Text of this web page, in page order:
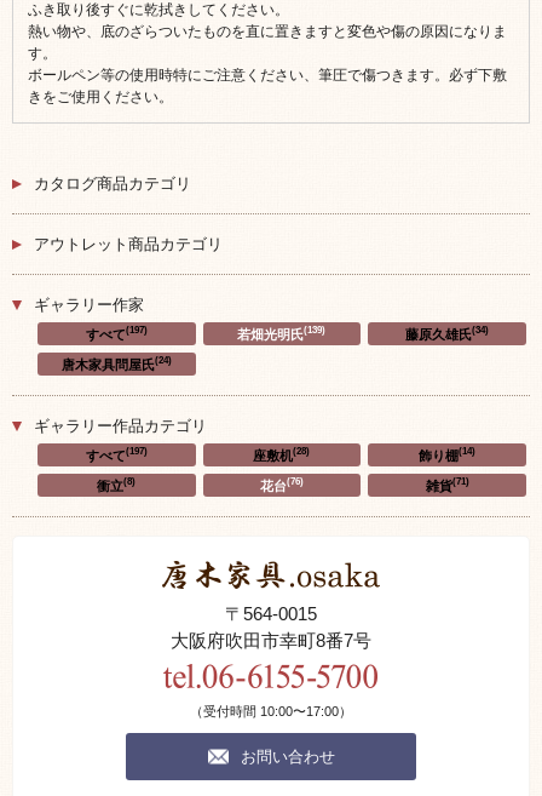
ふき取り後すぐに乾拭きしてください。
熱い物や、底のざらついたものを直に置きますと変色や傷の原因になりま
す。
ボールペン等の使用時特にご注意ください、筆圧で傷つきます。必ず下敷
きをご使用ください。
カタログ商品カテゴリ
アウトレット商品カテゴリ
ギャラリー作家
すべて(197) 若畑光明氏(139) 藤原久雄氏(34)
唐木家具問屋氏(24)
ギャラリー作品カテゴリ
すべて(197) 座敷机(28) 飾り棚(14)
衝立(8) 花台(76) 雑貨(71)
〒564-0015
大阪府吹田市幸町8番7号
（受付時間 10:00〜17:00）
お問い合わせ